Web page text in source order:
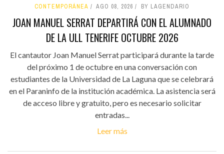
CONTEMPORÁNEA AGO 08, 2026 BY LAGENDARIO
JOAN MANUEL SERRAT DEPARTIRÁ CON EL ALUMNADO
DE LA ULL TENERIFE OCTUBRE 2026
El cantautor Joan Manuel Serrat participará durante la tarde
del próximo 1 de octubre en una conversación con
estudiantes de la Universidad de La Laguna que se celebrará
en el Paraninfo de la institución académica. La asistencia será
de acceso libre y gratuito, pero es necesario solicitar
entradas...
Leer más